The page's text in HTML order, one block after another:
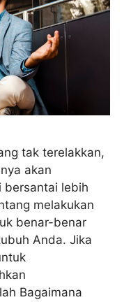
tak terelakkan,
akan
bersantai lebih
melakukan
benar-benar
Anda. Jika
Bagaimana